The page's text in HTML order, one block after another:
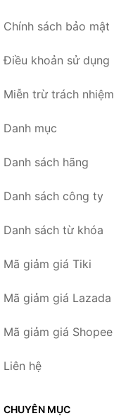
Chính sách bảo mật
Điều khoản sử dụng
Miễn trừ trách nhiệm
Danh mục
Danh sách hãng
Danh sách công ty
Danh sách từ khóa
Mã giảm giá Tiki
Mã giảm giá Lazada
Mã giảm giá Shopee
Liên hệ
CHUYÊN MỤC